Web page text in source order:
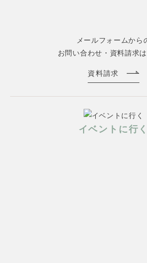
メールフォームから
お問い合わせ・資料請求
資料請求
イベントに行く